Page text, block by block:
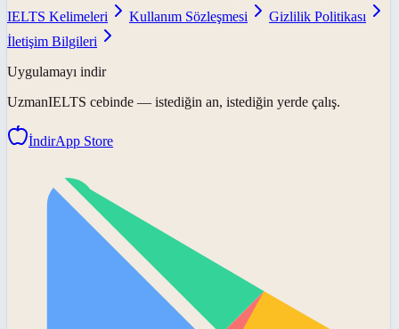
IELTS Kelimeleri
Kullanım Sözleşmesi
Gizlilik Politikası
İletişim Bilgileri
Uygulamayı indir
UzmanIELTS cebinde — istediğin an, istediğin yerde çalış.
İndirApp Store